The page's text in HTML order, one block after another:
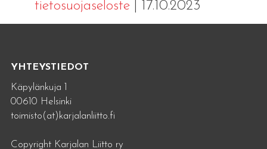
tietosuojaseloste| 17.10.2023
YHTEYSTIEDOT
Käpylänkuja 1
00610 Helsinki
toimisto(at)karjalanliitto.fi
Copyright Karjalan Liitto ry